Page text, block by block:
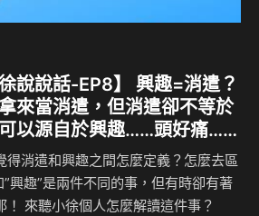
說說話-EP8】 興趣=消遣？
來當消遣，但消遣卻不等於
以源自於興趣……頭好痛……
得消遣和興趣之間怎麼定義？怎麼去區
興趣”是兩件不同的事，但有時卻有著
！ 來聽小徐個人怎麼解讀這件事？